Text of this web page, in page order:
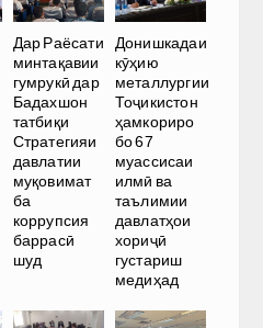
Дар Раёсати
минтақавии
гумрукӣ дар
Бадахшон
татбиқи
Стратегияи
давлатии
муқовимат
ба
коррупсия
баррасӣ
шуд
Донишкадаи
кӯҳию
металлургии
Тоҷикистон
ҳамкориро
бо 67
муассисаи
илмӣ ва
таълимии
давлатҳои
хориҷӣ
густариш
медиҳад